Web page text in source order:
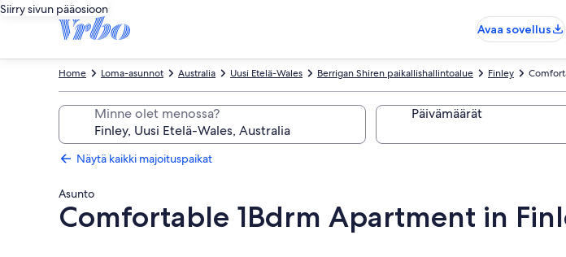
Siirry sivun pääosioon
Avaa sovellus
Finley
Berrigan Shiren paikallishallintoalue
Uusi Etelä-Wales
Australia
Loma-asunnot
Home
Minne olet menossa? Päivämäärät
Näytä kaikki majoituspaikat
Asunto
Comfortable 1Bdrm Apartment in